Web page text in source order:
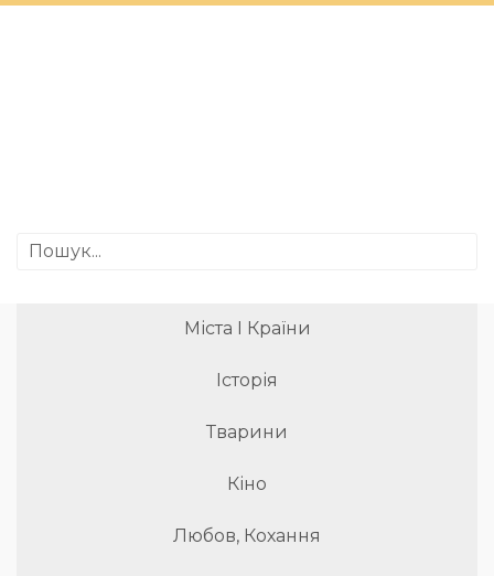
Міста І Країни
Історія
Тварини
Кіно
Любов, Кохання